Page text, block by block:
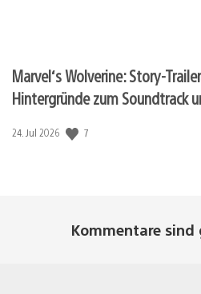
Marvel‘s Wolverine: Story-
Hintergründe zum Soundtrack
Veröffentlichungsdatum:
24. Jul 2026 7
Kommentare sind